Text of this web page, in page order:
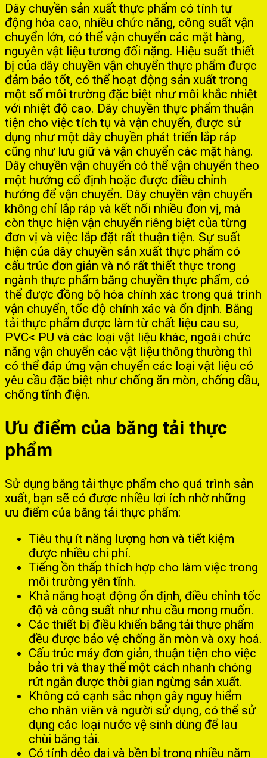
Dây chuyền sản xuất thực phẩm có tính tự
động hóa cao, nhiều chức năng, công suất vận
chuyển lớn, có thể vận chuyển các mặt hàng,
nguyên vật liệu tương đối nặng. Hiệu suất thiết
bị của dây chuyền vận chuyển thực phẩm được
đảm bảo tốt, có thể hoạt động sản xuất trong
một số môi trường đặc biệt như môi khắc nhiệt
với nhiệt độ cao. Dây chuyền thực phẩm thuận
tiện cho việc tích tụ và vận chuyển, được sử
dụng như một dây chuyền phát triển lắp ráp
cũng như lưu giữ và vận chuyển các mặt hàng.
Dây chuyền vận chuyển có thể vận chuyển theo
một hướng cố định hoặc được điều chỉnh
hướng để vận chuyển. Dây chuyền vận chuyển
không chỉ lắp ráp và kết nối nhiều đơn vị, mà
còn thực hiện vận chuyển riêng biệt của từng
đơn vị và việc lắp đặt rất thuận tiện. Sự suất
hiện của dây chuyền sản xuất thực phẩm có
cấu trúc đơn giản và nó rất thiết thực trong
ngành thực phẩm băng chuyền thực phẩm, có
thể được đồng bộ hóa chính xác trong quá trình
vận chuyển, tốc độ chính xác và ổn định. Băng
tải thực phẩm được làm từ chất liệu cau su,
PVC< PU và các loại vật liệu khác, ngoài chức
năng vận chuyển các vật liệu thông thường thì
có thể đáp ứng vận chuyển các loại vật liệu có
yêu cầu đặc biệt như chống ăn mòn, chống dầu,
chống tĩnh điện.
Ưu điểm của băng tải thực
phẩm
Sử dụng băng tải thực phẩm cho quá trình sản
xuất, bạn sẽ có được nhiều lợi ích nhờ những
ưu điểm của băng tải thực phẩm:
Tiêu thụ ít năng lượng hơn và tiết kiệm
được nhiều chi phí.
Tiếng ồn thấp thích hợp cho làm việc trong
môi trường yên tĩnh.
Khả năng hoạt động ổn định, điều chỉnh tốc
độ và công suất như nhu cầu mong muốn.
Các thiết bị điều khiển băng tải thực phẩm
đều được bảo vệ chống ăn mòn và oxy hoá.
Cấu trúc máy đơn giản, thuận tiện cho việc
bảo trì và thay thế một cách nhanh chóng
rút ngắn được thời gian ngừng sản xuất.
Không có cạnh sắc nhọn gây nguy hiểm
cho nhân viên và người sử dụng, có thể sử
dụng các loại nước vệ sinh dùng để lau
chùi băng tải.
Có tính dẻo dai và bền bỉ trong nhiều năm